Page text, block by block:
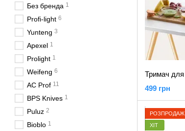
499 грн
РОЗПРОДАЖ
ХІТ
Без бренда 1
Profi-light 6
Yunteng 3
Apexel 1
Prolight 1
Weifeng 6
AC Prof 11
BPS Knives 1
Puluz 2
Bioblo 1